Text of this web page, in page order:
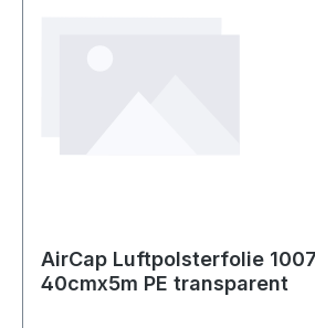
AirCap Luftpolsterfolie
40cmx5m PE transparent